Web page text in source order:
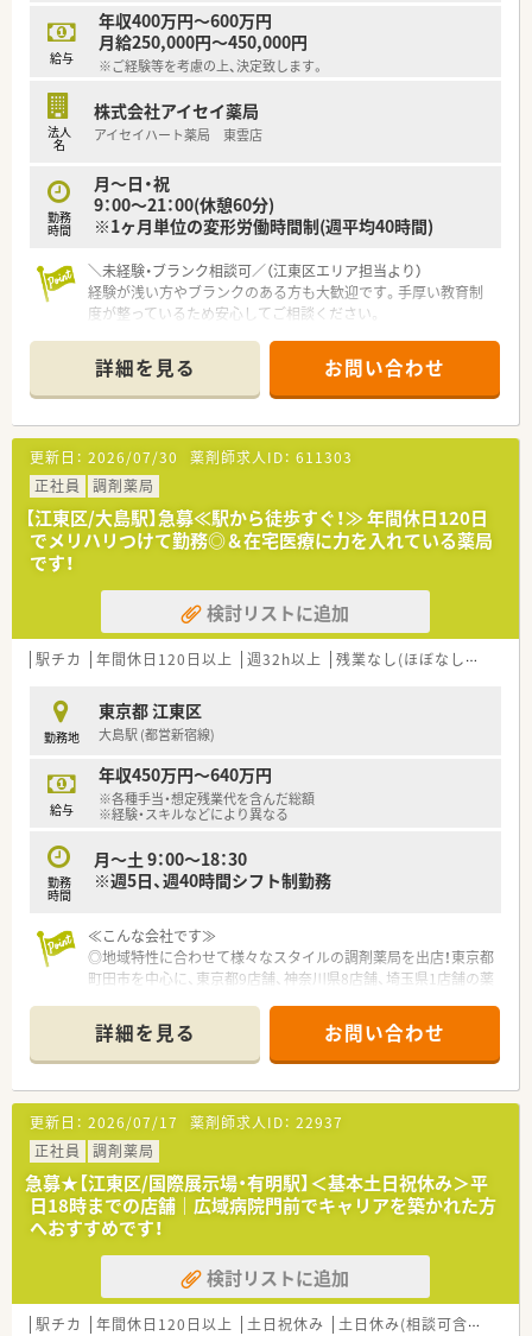
給与
年収400万円～600万円
月給250,000円～450,000円
※ご経験等を考慮の上、決定致します。
法人
名
株式会社アイセイ薬局
アイセイハート薬局 東雲店
勤務
時間
月～日・祝
9：00～21：00(休憩60分)
※1ヶ月単位の変形労働時間制(週平均40時間)
＼未経験・ブランク相談可／（江東区エリア担当より）
経験が浅い方やブランクのある方も大歓迎です。手厚い教育制
度が整っているため安心してご相談ください。
【店舗情報と応需状況について】
■りんかい線「東雲駅」や有楽町線「豊洲駅」が最寄り駅で、双方
から徒歩12分ほどの立地です。
■小児科や脳神経外科、眼科、整形外科、内科など多科目を応需
しており、1日に100～110枚の処方箋に対応します。
■薬剤師5名と事務2名の体制で、約1,200品目の医薬品を取り扱
いながら業務を行っています。
【募集背景と求める人物像について】
周囲と協力できる方を求めています。
■医療モール型店舗のため、幅広い診療科の知識やスキルを積極
的に吸収したいという意欲のある方に最適です。
■患者様との対話を重視する方針なので、コミュニケーション能
【勤務実態について】
■月間の所定労働時間は161時間と法定より短く、全社平均の残
業も月7.3時間程度と少なめです。
■有給休暇の消化率は90%と非常に高く、スタッフ同士で協力
しながら休暇を取得する風土が根付いています。
■全従業員に占める正社員の比率が約85%と高いため、安定し
た人員体制でシフト調整もしやすい環境です。
【想定される業務内容】
行される多科目の処方箋に対応いただきます。
■最新の自動監査システムなどを活用することで、患者様への丁
寧な服薬指導といった対人業務に注力できます。
ズに行いながら業務を進めることが可能です。
詳細を見る お問い合わせ
更新日： 2026/07/30 薬剤師求人ID： 611303
正社員
調剤薬局
【江東区/大島駅】急募≪駅から徒歩すぐ！≫ 年間休日120日
でメリハリつけて勤務◎＆在宅医療に力を入れている薬局
です！
検討リストに追加
駅チカ 年間休日120日以上 週32h以上 残業なし(ほぼなし含む)
勤務地
東京都 江東区
大島駅 (都営新宿線)
給与
年収450万円～640万円
※各種手当・想定残業代を含んだ総額
※経験・スキルなどにより異なる
勤務
時間
月～土 9：00～18：30
※週5日、週40時間シフト制勤務
≪こんな会社です≫
◎地域特性に合わせて様々なスタイルの調剤薬局を出店！東京都
町田市を中心に、東京都9店舗、神奈川県8店舗、埼玉県1店舗の薬
◎複数のクリニックから処方箋を受ける薬局、地元ニーズに寄り
添った健康サポート薬局、在宅医療に特化した薬局など、幅広い
スタイルの薬局を出店しています。
◎転居が必要となるような無理な異動や転勤はありません！ご自
身の希望に合わせて、異動の際に転居がないように配慮しており
ます。原則的にご自宅から60分通勤いただける圏内が配属の対
象となりますので、住み慣れた地域でお仕事いただけます。
◎在宅医療にも対応！在宅未経験者にもしっかりとフォローいた
だけます！患者様が自宅や施設に居ながら安心してお薬を使って
いただけるよう丁寧な支援を心がけています。
◎店舗によってはクリーンベンチも完備し、往診同行も実施して
おりますので、専門的に在宅医療に触れることが可能です。地域
包括医療を担うため、いち早く在宅医療に取り組んできておりま
すので在宅未経験者に対しても在宅のノウハウをしっかりと教
えていただけます。
詳細を見る お問い合わせ
更新日： 2026/07/17 薬剤師求人ID： 22937
正社員
調剤薬局
急募★【江東区/国際展示場・有明駅】＜基本土日祝休み＞平
日18時までの店舗｜広域病院門前でキャリアを築かれた方
へおすすめです！
検討リストに追加
駅チカ 年間休日120日以上 土日祝休み 土日休み(相談可含む)